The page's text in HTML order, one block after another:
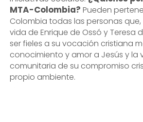
MTA-Colombia? Pueden
Colombia todas las personas
vida de Enrique de Ossó y Teresa
ser fieles a su vocación cristiana
conocimiento y amor a Jesús y la
comunitaria de su compromiso
propio ambiente.